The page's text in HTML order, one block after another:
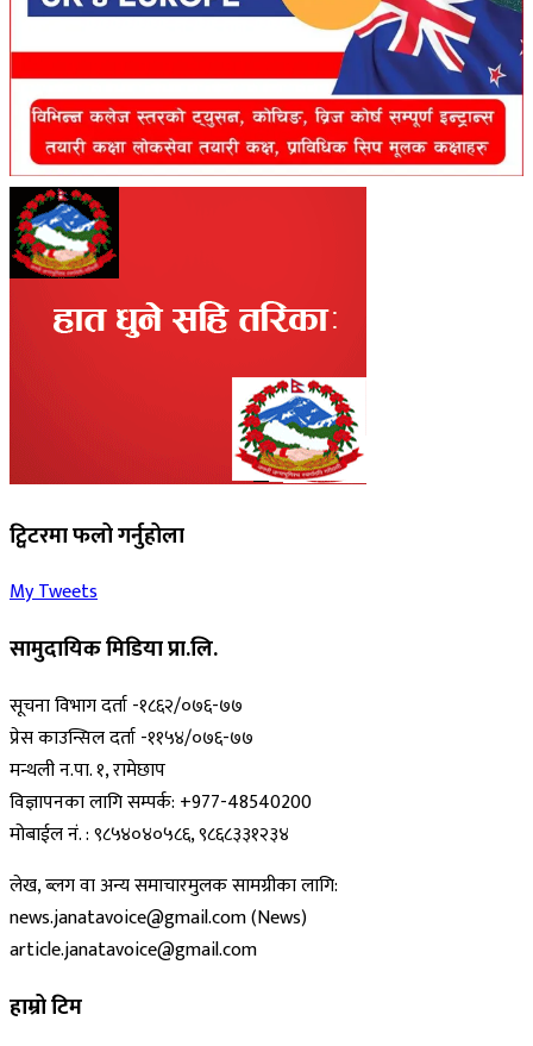
ट्विटरमा फलो गर्नुहोला
My Tweets
सामुदायिक मिडिया प्रा.लि.
सूचना विभाग दर्ता -१८६२/०७६-७७
प्रेस काउन्सिल दर्ता -११५४/०७६-७७
मन्थली न.पा. १, रामेछाप
विज्ञापनका लागि सम्पर्क: +977-48540200
मोबाईल नं. : ९८५४०४०५८६, ९८६८३३१२३४
लेख, ब्लग वा अन्य समाचारमुलक सामग्रीका लागि:
news.janatavoice@gmail.com (News)
article.janatavoice@gmail.com
हाम्रो टिम